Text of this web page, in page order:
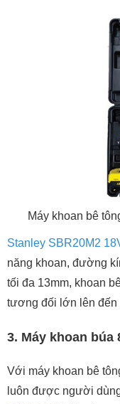
Máy khoan bê
Stanley SBR20M2
năng khoan, đường
tối đa 13mm, khoan
tương đối lớn lên đến
3. Máy khoan búa
Với máy khoan bê
luôn được người